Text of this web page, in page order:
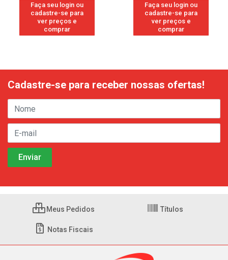
Faça seu login ou
cadastre-se para
ver preços e
comprar
Faça seu login ou
cadastre-se para
ver preços e
comprar
Cadastre-se para receber nossas ofertas!
Meus Pedidos Títulos
Notas Fiscais